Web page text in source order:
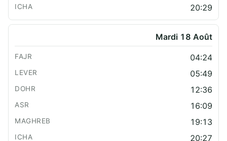
20:29
Mardi 18 Août
04:24
05:49
12:36
16:09
19:13
20:27